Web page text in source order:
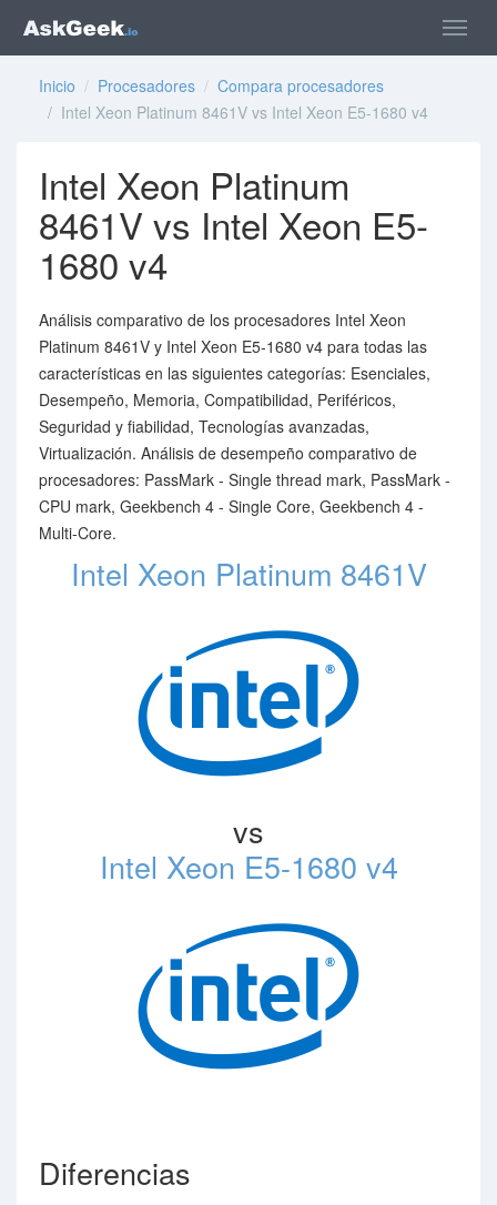
Inicio / Procesadores / Compara procesadores
/ Intel Xeon Platinum 8461V vs Intel Xeon E5-1680 v4
Intel Xeon Platinum
8461V vs Intel Xeon E5-
1680 v4
Análisis comparativo de los procesadores Intel Xeon
Platinum 8461V y Intel Xeon E5-1680 v4 para todas las
características en las siguientes categorías: Esenciales,
Desempeño, Memoria, Compatibilidad, Periféricos,
Seguridad y fiabilidad, Tecnologías avanzadas,
Virtualización. Análisis de desempeño comparativo de
procesadores: PassMark - Single thread mark, PassMark -
CPU mark, Geekbench 4 - Single Core, Geekbench 4 -
Multi-Core.
Intel Xeon Platinum 8461V
vs
Intel Xeon E5-1680 v4
Diferencias